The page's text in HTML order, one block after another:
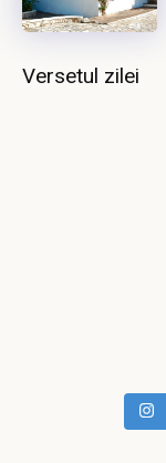
Versetul zilei